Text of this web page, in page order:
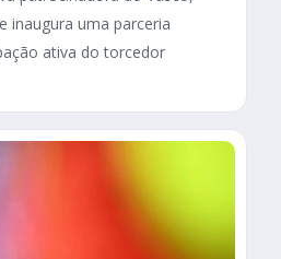
inaugura uma parceria
ativa do torcedor